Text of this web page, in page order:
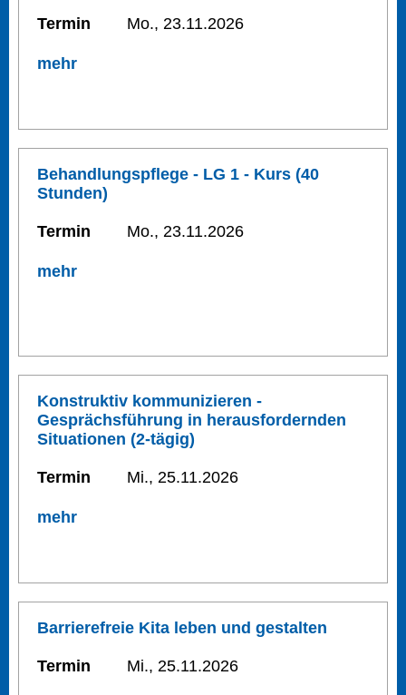
Termin Mo., 23.11.2026
mehr
Behandlungspflege - LG 1 - Kurs (40
Stunden)
Termin Mo., 23.11.2026
mehr
Konstruktiv kommunizieren -
Gesprächsführung in herausfordernden
Situationen (2-tägig)
Termin Mi., 25.11.2026
mehr
Barrierefreie Kita leben und gestalten
Termin Mi., 25.11.2026